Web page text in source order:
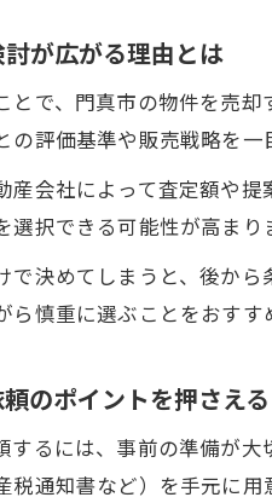
納
が広がる理由とは
とで、門真市の物件を売
評価基準や販売戦略を一
産会社によって査定額や
択できる可能性が高まり
で決めてしまうと、後か
慎重に選ぶことをおすす
のポイントを押さえる
するには、事前の準備が
通知書など）を手元に用